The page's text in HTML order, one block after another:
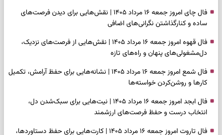
فال چای امروز جمعه ۱۶ مرداد ۱۴۰۵ | نقش‌هایی برای دیدن فرصت‌های
ساده و کنارگذاشتن نگرانی‌های اضافی
فال قهوه امروز جمعه ۱۶ مرداد ۱۴۰۵ | نقش‌هایی از فرصت‌های نزدیک،
دل‌مشغولی‌های پنهان و راه‌های تازه
فال شمع امروز جمعه ۱۶ مرداد ۱۴۰۵ | نشانه‌هایی برای حفظ آرامش، تکمیل
کارها و روشن‌کردن خواسته‌ها
فال ابجد امروز جمعه ۱۶ مرداد ۱۴۰۵ | نیت‌هایی برای سبک‌شدن دل،
انتخاب درست و حفظ فرصت‌های ارزشمند
فال تاروت امروز جمعه ۱۶ مرداد ۱۴۰۵ | کارت‌هایی برای حفظ دستاوردها،